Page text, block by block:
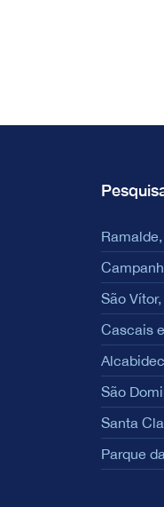
São
Cascais
São
Santa
Parque